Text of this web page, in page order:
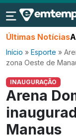
Últimas Notícias
Início » Esporte »
zona Oeste de
INAUGURAÇÃO
Arena
Manaus